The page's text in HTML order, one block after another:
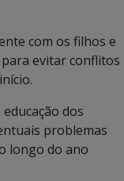
com os filhos e
evitar conflitos
dos
problemas
longo do ano